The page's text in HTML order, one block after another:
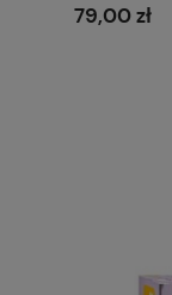
79,00 zł